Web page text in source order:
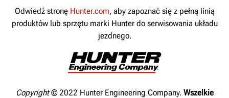
dzięki konfigurowalnym,
dobrze znanym
konstrukcjom.
DOWIEDZ SIĘ WIĘCEJ
Odwiedź stronę Hunter.com, aby zapoznać się z pełną linią
produktów lub sprzętu marki Hunter do serwisowania układu
jezdnego.
Copyright© 2022 Hunter Engineering Company.Wszelkie